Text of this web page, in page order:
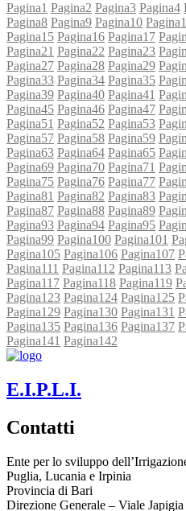
Pagina1 Pagina2 Pagina3 Pagina4
Pagina8 Pagina9 Pagina10 Pagina
Pagina15 Pagina16 Pagina17
Pagina21 Pagina22 Pagina23
Pagina27 Pagina28 Pagina29
Pagina33 Pagina34 Pagina35
Pagina39 Pagina40 Pagina41
Pagina45 Pagina46 Pagina47
Pagina51 Pagina52 Pagina53
Pagina57 Pagina58 Pagina59
Pagina63 Pagina64 Pagina65
Pagina69 Pagina70 Pagina71
Pagina75 Pagina76 Pagina77
Pagina81 Pagina82 Pagina83
Pagina87 Pagina88 Pagina89
Pagina93 Pagina94 Pagina95
Pagina99 Pagina100 Pagina101
Pagina105 Pagina106 Pagina107
Pagina111 Pagina112 Pagina113
Pagina117 Pagina118 Pagina119
Pagina123 Pagina124 Pagina125
Pagina129 Pagina130 Pagina131
Pagina135 Pagina136 Pagina137
Pagina141 Pagina142
E.I.P.L.I.
Contatti
Ente per lo sviluppo
Puglia, Lucania e Irpinia
Provincia di Bari
Direzione Generale – Viale